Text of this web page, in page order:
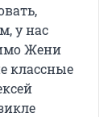
у нас
Жени
классные